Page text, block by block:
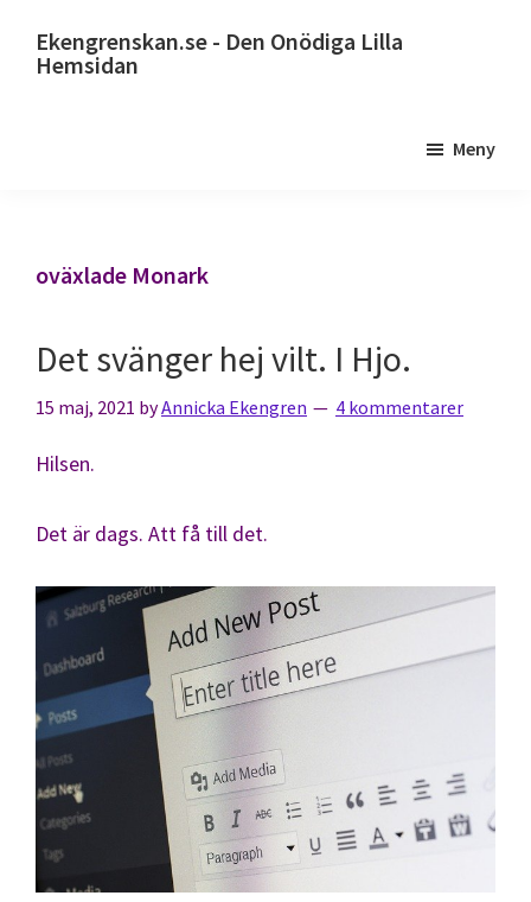
Ekengrenskan.se - Den Onödiga Lilla
Hemsidan
Meny
oväxlade Monark
Det svänger hej vilt. I Hjo.
15 maj, 2021 byAnnicka Ekengren 4 kommentarer
Hilsen.
Det är dags. Att få till det.